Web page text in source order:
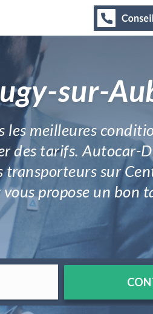
sur-
meilleures
des tarifs. Autocar-
transporteurs sur
propose un bon